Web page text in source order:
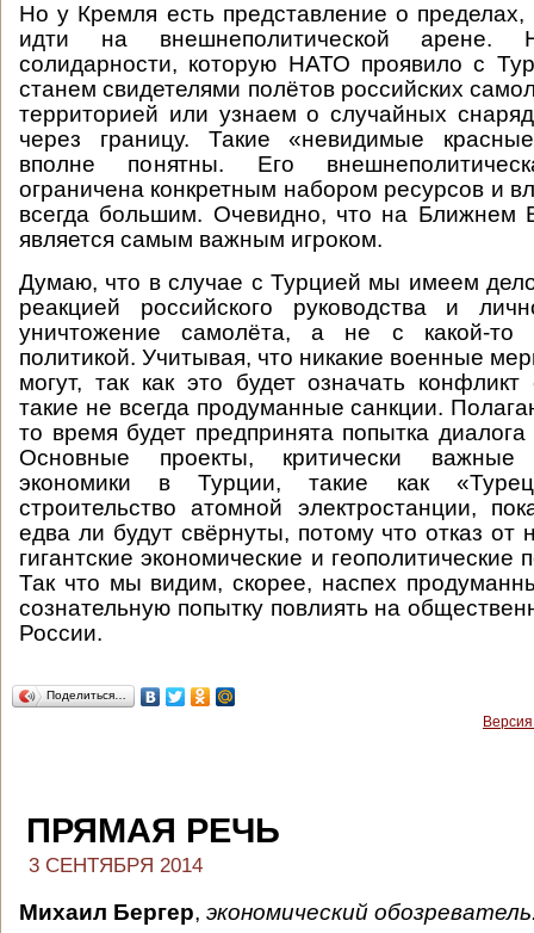
Но у Кремля есть представление о
идти на внешнеполитической арене.
солидарности, которую НАТО проявило с
станем свидетелями полётов российских
территорией или узнаем о случайных
через границу. Такие «невидимые
вполне понятны. Его
ограничена конкретным набором ресурсов и
всегда большим. Очевидно, что на Ближнем
является самым важным игроком.
Думаю, что в случае с Турцией мы имеем
реакцией российского руководства и
уничтожение самолёта, а не с какой-то
политикой. Учитывая, что никакие военные
могут, так как это будет означать
такие не всегда продуманные санкции.
то время будет предпринята попытка
Основные проекты, критически важные
экономики в Турции, такие как
строительство атомной электростанции,
едва ли будут свёрнуты, потому что отказ от
гигантские экономические и геополитические
Так что мы видим, скорее, наспех
сознательную попытку повлиять на
России.
Поделиться…
ПРЯМАЯ РЕЧЬ
3 СЕНТЯБРЯ 2014
Михаил Бергер, экономический